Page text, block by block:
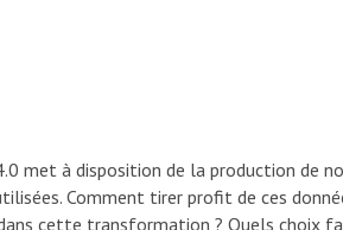
met à disposition de la production de
Comment tirer profit de ces
cette transformation ? Quels choix